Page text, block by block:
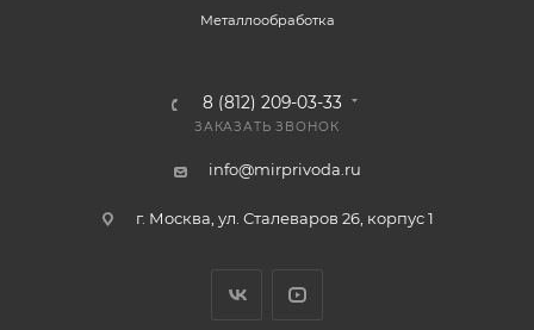
Металлообработка
8 (812) 209-03-33
ЗАКАЗАТЬ ЗВОНОК
info@mirprivoda.ru
г. Москва, ул. Сталеваров 26, корпус 1